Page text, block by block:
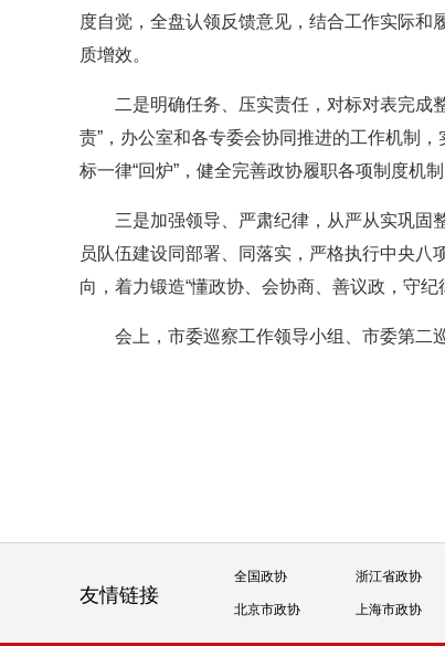
度自觉，全盘认领反馈意见，结合工作实际
质增效。
二是明确任务、压实责任，对标对表完成
责”，办公室和各专委会协同推进的工作机制
标一律“回炉”，健全完善政协履职各项制度机
三是加强领导、严肃纪律，从严从实巩固
员队伍建设同部署、同落实，严格执行中央八
向，着力锻造“懂政协、会协商、善议政，守
会上，市委巡察工作领导小组、市委第二
友情链接
全国政协 浙江省政协
北京市政协 上海市政协